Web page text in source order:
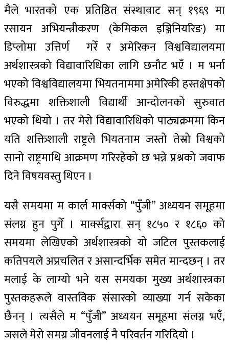
मैले भारतको एक प्रतिष्ठित संस्थावाट सन् १९६९ मा
रसायन अभियन्त्रीकरण (केमिकल इञ्जिनियरिङ) मा
डिप्लोमा उत्तिर्ण गरेँ र अमेरिकन विश्वविद्यालयमा
अर्थशास्त्रको विद्यावारिधिका लागि छनौट भएँ । म भर्ना
भएको विश्वविद्यालयमा भियतनाममा अमेरिकी हस्तक्षेपको
विरुद्धमा शक्तिशाली विद्यार्थी आन्दोलनको सुरुवात
भएको थियो । तर मेरो विद्यावारिधिको पाठ्यक्रममा किन
यति शक्तिशाली राष्ट्रले भियतनाम जस्तो तेस्रो विश्वको
सानो राष्ट्रमाथि आक्रमण गरिरहेको छ भन्ने प्रश्नको जवाफ
दिने विषयवस्तु थिएन ।
यसै समयमा म कार्ल मार्क्सको “पुँजी” अध्ययन समूहमा
संलग्न हुन पुगेँ । मार्क्सद्वारा सन् १८५० र १८६० को
समयमा लेखिएको अर्थशास्त्रको यो जटिल पुस्तकलाई
कतिपयले अप्रचलित र असान्दर्भिक समेत मान्दछन् । तर
मलाई के लाग्यो भने यस समयका मुख्य अर्थशास्त्रका
पुस्तकहरूले वास्तविक संसारको व्याख्या गर्न सकेका
छैनन् । त्यसैले म “पुँजी” अध्ययन समूहमा संलग्न भएँ,
जसले मेरो समग्र जीवनलाई नै परिवर्तन गरिदियो ।